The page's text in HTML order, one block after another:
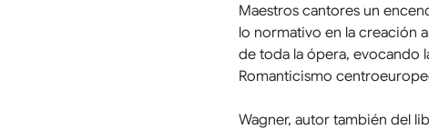
Maestros cantores un
lo normativo en la creación
de toda la ópera, evocando
Romanticismo
Wagner, autor también del